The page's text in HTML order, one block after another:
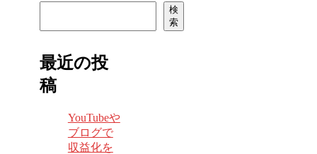
検
索
最近の投
稿
YouTubeや
ブログで
収益化を